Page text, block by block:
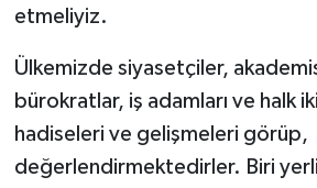
etmeliyiz.
Ülkemizde siyasetçiler,
bürokratlar, iş adamları ve halk
hadiseleri ve gelişmeleri görüp,
değerlendirmektedirler. Biri yerli